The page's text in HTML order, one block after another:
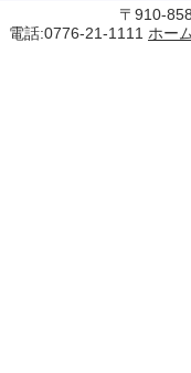
〒910-
電話:0776-21-1111 ホー